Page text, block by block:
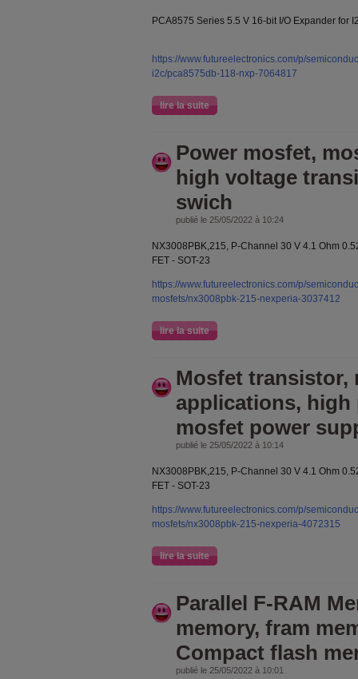
PCA8575 Series 5.5 V 16-bit I/O Expander for
https://www.futureelectronics.com/p/
i2c/pca8575db-118-nxp-7064817
lire la suite
Power mosfet,
high voltage
swich
publié le 25/05/2022 à 10:24
NX3008PBK,215, P-Channel 30 V 4.1 Ohm
FET - SOT-23
https://www.futureelectronics.com/p/
mosfets/nx3008pbk-215-nexperia-3037412
lire la suite
Mosfet transistor,
applications, high
mosfet power
publié le 25/05/2022 à 10:14
NX3008PBK,215, P-Channel 30 V 4.1 Ohm
FET - SOT-23
https://www.futureelectronics.com/p/
mosfets/nx3008pbk-215-nexperia-4072315
lire la suite
Parallel F-RAM
memory, fram
Compact flash
publié le 25/05/2022 à 10:01